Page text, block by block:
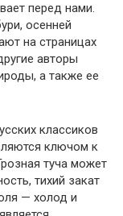
перед нами.
осенней
на страницах
авторы
а также ее
классиков
ключом к
туча может
тихий закат
— холод и